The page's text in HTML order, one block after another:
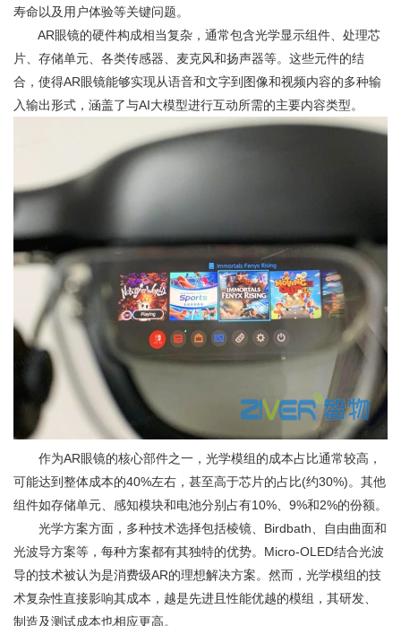
寿命以及用户体验等关键问题。
AR眼镜的硬件构成相当复杂，通常包含光学显示组件、处理芯
片、存储单元、各类传感器、麦克风和扬声器等。这些元件的结
合，使得AR眼镜能够实现从语音和文字到图像和视频内容的多种输
入输出形式，涵盖了与AI大模型进行互动所需的主要内容类型。
作为AR眼镜的核心部件之一，光学模组的成本占比通常较高，
可能达到整体成本的40%左右，甚至高于芯片的占比(约30%)。其他
组件如存储单元、感知模块和电池分别占有10%、9%和2%的份额。
光学方案方面，多种技术选择包括棱镜、Birdbath、自由曲面和
光波导方案等，每种方案都有其独特的优势。Micro-OLED结合光波
导的技术被认为是消费级AR的理想解决方案。然而，光学模组的技
术复杂性直接影响其成本，越是先进且性能优越的模组，其研发、
制造及测试成本也相应更高。